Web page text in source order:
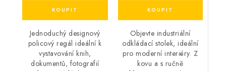
Jednoduchý designový
policový regál ideální k
vystavování knih,
dokumentů, fotografií
Objevte industriální
odkládací stolek, ideální
pro moderní interiéry. Z
kovu a s ručně